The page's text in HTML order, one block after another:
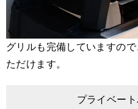
グリルも完備していますの
ただけます。
プライベー